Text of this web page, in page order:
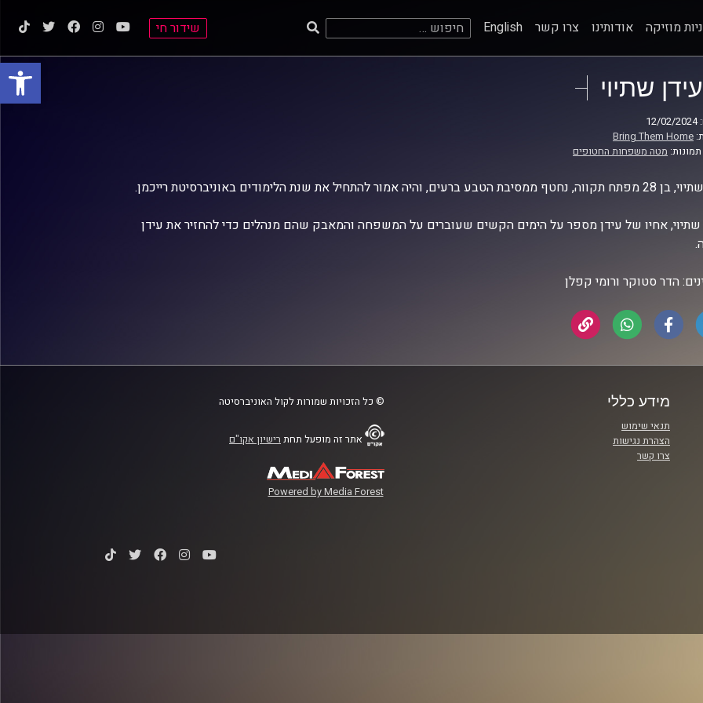
פתח
מוזיקה אודותינו צרו קשר English חיפוש: שידור חי
עידן שתיוי
Bring Them Home
מטה משפחות החטופים
ברעים, והיה אמור להתחיל את שנת הלימודים באוניברסיטת רייכמן.
שתיוי, אחיו של עידן מספר על הימים הקשים שעוברים על המשפחה והמאבק שהם מנהלים כדי להחזיר את עידן
הדר סטוקר ורומי קפלן
מידע כללי
תנאי שימוש
הצהרת נגישות
צרו קשר
© כל הזכויות שמורות לקול האוניברסיטה
אתר זה מופעל תחת רישיון אקו"ם
Powered by Media Forest